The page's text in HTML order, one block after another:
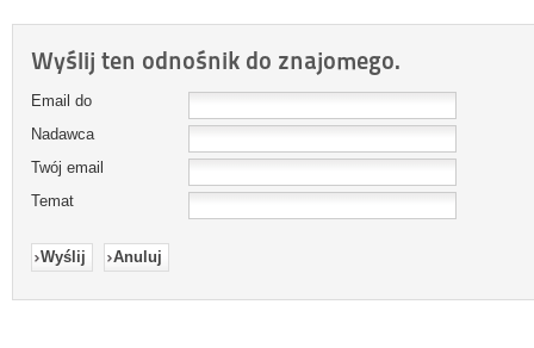
Wyślij ten odnośnik do znajomego.
Email do
Nadawca
Twój email
Temat
Wyślij Anuluj